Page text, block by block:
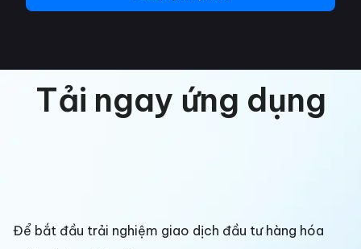
Tải ngay ứng dụng
Để bắt đầu trải nghiệm giao dịch đầu tư hàng hóa